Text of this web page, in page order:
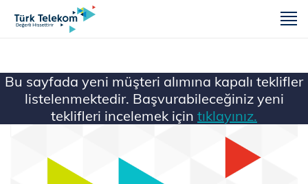
Bu sayfada yeni müşteri alımına kapalı teklifler
listelenmektedir. Başvurabileceğiniz yeni
teklifleri incelemek için tıklayınız.